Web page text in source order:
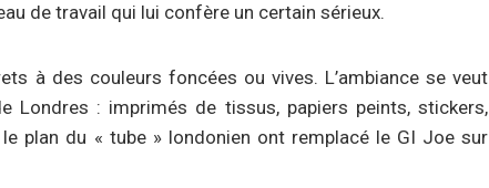
de travail qui lui confère un certain sérieux.
à des couleurs foncées ou vives. L’ambiance se veut
Londres : imprimés de tissus, papiers peints, stickers,
plan du « tube » londonien ont remplacé le GI Joe sur